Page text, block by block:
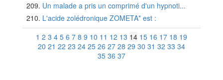
Un malade a pris un comprimé d'un hypnoti...
L'acide zolédronique ZOMETA* est :
1 2 3 4 5 6 7 8 9 10 11 12 13 14 15 16 17 18 19
20 21 22 23 24 25 26 27 28 29 30 31 32 33 34
35 36 37